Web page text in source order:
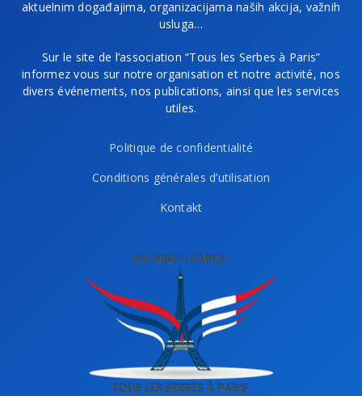
aktuelnim događajima, organizacijama naših akcija, važnih
usluga…
Sur le site de l’association “Tous les Serbes à Paris”
informez vous sur notre organisation et notre activité, nos
divers événements, nos publications, ainsi que les services
utiles.
Politique de confidentialité
Conditions générales d’utilisation
Kontakt